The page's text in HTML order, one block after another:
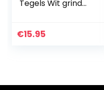
Tegels Wit grind
Natuursteen
€15.95